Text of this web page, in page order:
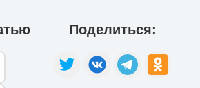
Поделиться: